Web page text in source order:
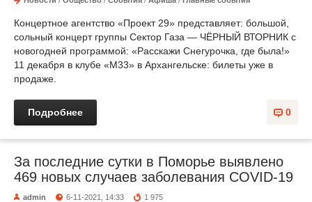
Концертное агентство «Проект 29» представляет: большой,
сольный концерт группы Сектор Газа — ЧЁРНЫЙ ВТОРНИК с
новогодней программой: «Расскажи Снегурочка, где была!»
11 декабря в клубе «М33» в Архангельске: билеты уже в
продаже.
0
Подробнее
За последние сутки в Поморье выявлено
469 новых случаев заболевания COVID-19
admin 6-11-2021, 14:33 1 975